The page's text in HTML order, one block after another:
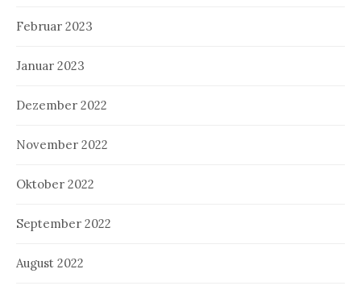
Februar 2023
Januar 2023
Dezember 2022
November 2022
Oktober 2022
September 2022
August 2022